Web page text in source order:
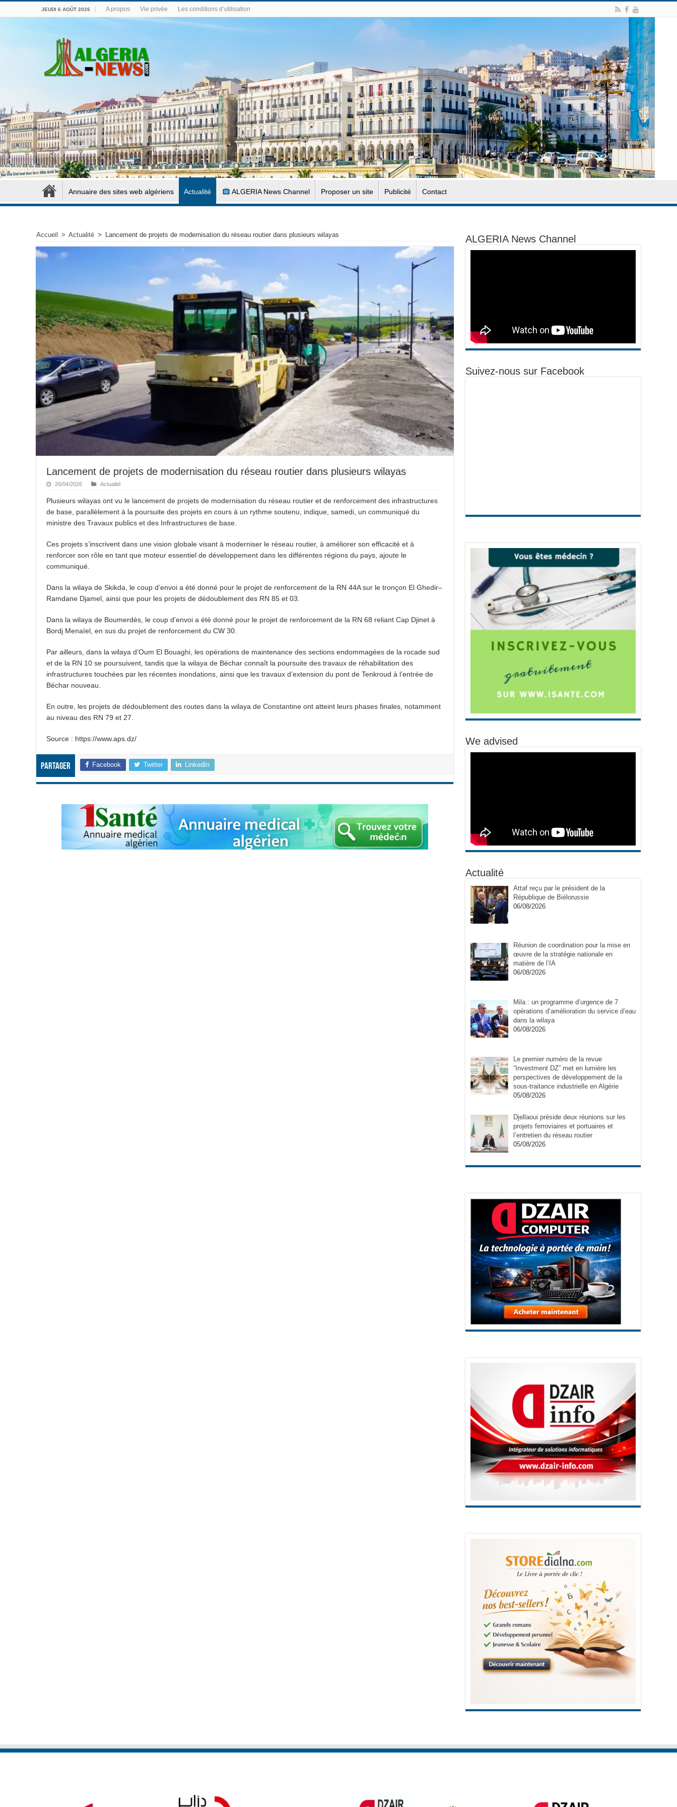
JEUDI 6 AOÛT 2026 A propos Vie privée Les conditions d’utilisation
Annuaire des sites web algériens Actualité ALGERIA News Channel Proposer un site Publicité Contact
Accueil > Actualité > Lancement de projets de modernisation du réseau routier dans plusieurs wilayas
Lancement de projets de modernisation du réseau routier dans plusieurs wilayas
26/04/2026 Actualité
Plusieurs wilayas ont vu le lancement de projets de modernisation du réseau routier et de renforcement des infrastructures
de base, parallèlement à la poursuite des projets en cours à un rythme soutenu, indique, samedi, un communiqué du
ministre des Travaux publics et des Infrastructures de base.
Ces projets s’inscrivent dans une vision globale visant à moderniser le réseau routier, à améliorer son efficacité et à
renforcer son rôle en tant que moteur essentiel de développement dans les différentes régions du pays, ajoute le
communiqué.
Dans la wilaya de Skikda, le coup d’envoi a été donné pour le projet de renforcement de la RN 44A sur le tronçon El Ghedir–
Ramdane Djamel, ainsi que pour les projets de dédoublement des RN 85 et 03.
Dans la wilaya de Boumerdès, le coup d’envoi a été donné pour le projet de renforcement de la RN 68 reliant Cap Djinet à
Bordj Menaïel, en sus du projet de renforcement du CW 30.
Par ailleurs, dans la wilaya d’Oum El Bouaghi, les opérations de maintenance des sections endommagées de la rocade sud
et de la RN 10 se poursuivent, tandis que la wilaya de Béchar connaît la poursuite des travaux de réhabilitation des
infrastructures touchées par les récentes inondations, ainsi que les travaux d’extension du pont de Tenkroud à l’entrée de
Béchar nouveau.
En outre, les projets de dédoublement des routes dans la wilaya de Constantine ont atteint leurs phases finales, notamment
au niveau des RN 79 et 27.
Source : https://www.aps.dz/
Partager Facebook Twitter LinkedIn
ALGERIA News Channel
Suivez-nous sur Facebook
We advised
Actualité
Attaf reçu par le président de la
République de Biélorussie
06/08/2026
Réunion de coordination pour la mise en
œuvre de la stratégie nationale en
matière de l’IA
06/08/2026
Mila : un programme d’urgence de 7
opérations d’amélioration du service d’eau
dans la wilaya
06/08/2026
Le premier numéro de la revue
“Investment DZ” met en lumière les
perspectives de développement de la
sous-traitance industrielle en Algérie
05/08/2026
Djellaoui préside deux réunions sur les
projets ferroviaires et portuaires et
l’entretien du réseau routier
05/08/2026